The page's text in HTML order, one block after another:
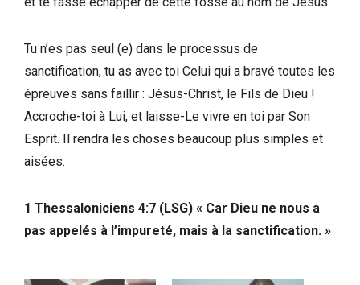
Tu n’es pas seul (e) dans le processus de
sanctification, tu as avec toi Celui qui a bravé toutes les
épreuves sans faillir : Jésus-Christ, le Fils de Dieu !
Accroche-toi à Lui, et laisse-Le vivre en toi par Son
Esprit. Il rendra les choses beaucoup plus simples et
aisées.
1 Thessaloniciens 4:7 (LSG) « Car Dieu ne nous a
pas appelés à l’impureté, mais à la sanctification. »